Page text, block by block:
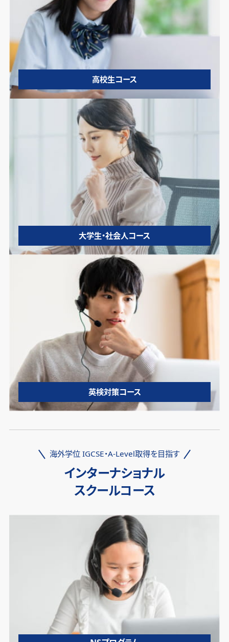
高校生コース
大学生・社会人コース
英検対策コース
海外学位 IGCSE・A-Level取得を目指す
インターナショナル
スクールコース